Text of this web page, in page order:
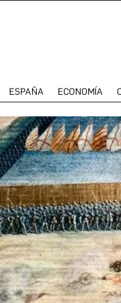
ESPAÑA ECONOMÍA